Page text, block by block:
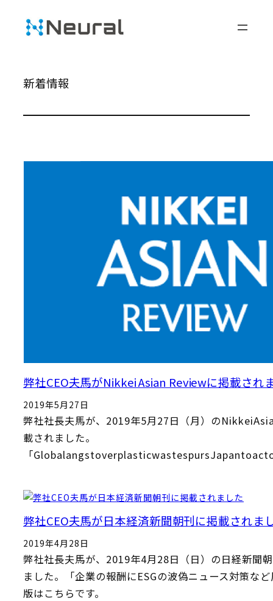
新着情報
弊社CEO夫馬がNikkei Asian Reviewに掲載され
2019年5月27日
弊社社長夫馬が、2019年5月27日（月）の
載されました。
「
弊社CEO夫馬が日本経済新聞朝刊に掲載されま
2019年4月28日
弊社社長夫馬が、2019年4月28日（日）の日経新聞
ました。「企業の報酬にESGの波偽ニュース対策な
版はこちらです。